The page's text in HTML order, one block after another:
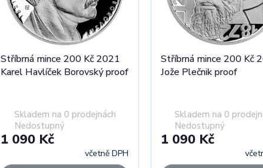
Stříbrná mince 200 Kč 2021
Karel Havlíček Borovský proof
Skladem na 0 prodejnách
Nedostupný
1 090 Kč
včetně DPH
Stříbrná mince 200 Kč
Jože Plečnik proof
Skladem na 0
Nedostupný
1 090 Kč